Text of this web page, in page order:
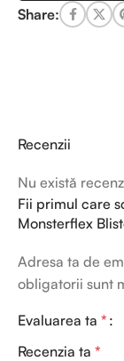
Share:
Recenzii
Nu există
Fii primul care
Monsterflex
Adresa ta de
obligatorii sunt
Evaluarea ta *
Recenzia ta *